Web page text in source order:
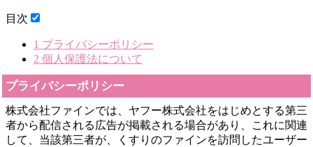
目次
1 プライバシーポリシー
2 個人保護法について
プライバシーポリシー
株式会社ファインでは、ヤフー株式会社をはじめとする第三
者から配信される広告が掲載される場合があり、これに関連
して、当該第三者が、くすりのファインを訪問したユーザー